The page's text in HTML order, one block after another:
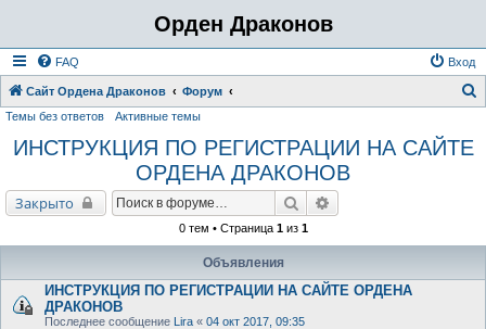
Орден Драконов
FAQ Вход
Сайт Ордена Драконов Форум
Темы без ответов Активные темы
ИНСТРУКЦИЯ ПО РЕГИСТРАЦИИ НА САЙТЕ
ОРДЕНА ДРАКОНОВ
Закрыто Поиск
0 тем • Страница 1из 1
Объявления
ИНСТРУКЦИЯ ПО РЕГИСТРАЦИИ НА САЙТЕ ОРДЕНА
ДРАКОНОВ
Последнее сообщение Lira « 04 окт 2017, 09:35